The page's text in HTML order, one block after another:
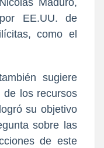
Maduro,
EE.UU. de
como el
sugiere
los recursos
su objetivo
sobre las
de este